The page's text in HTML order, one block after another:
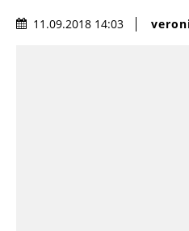
11.09.2018 14:03